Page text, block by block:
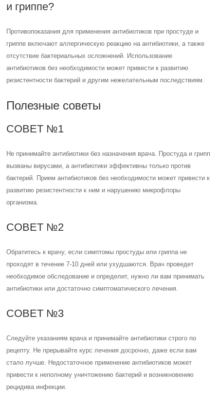
и гриппе?
Противопоказания для применения антибиотиков при простуде и
гриппе включают аллергическую реакцию на антибиотики, а также
отсутствие бактериальных осложнений. Использование
антибиотиков без необходимости может привести к развитию
резистентности бактерий и другим нежелательным последствиям.
Полезные советы
СОВЕТ №1
Не принимайте антибиотики без назначения врача. Простуда и грипп
вызваны вирусами, а антибиотики эффективны только против
бактерий. Прием антибиотиков без необходимости может привести к
развитию резистентности к ним и нарушению микрофлоры
организма.
СОВЕТ №2
Обратитесь к врачу, если симптомы простуды или гриппа не
проходят в течение 7-10 дней или ухудшаются. Врач проведет
необходимое обследование и определит, нужно ли вам принимать
антибиотики или достаточно симптоматического лечения.
СОВЕТ №3
Следуйте указаниям врача и принимайте антибиотики строго по
рецепту. Не прерывайте курс лечения досрочно, даже если вам
стало лучше. Недостаточное применение антибиотиков может
привести к неполному уничтожению бактерий и возникновению
рецидива инфекции.